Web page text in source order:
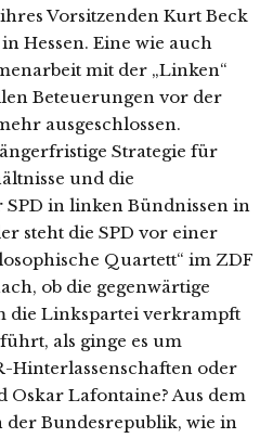
Vorsitzenden Kurt Beck
Hessen. Eine wie auch
mit der „Linken“
Beteuerungen vor der
ausgeschlossen.
Strategie für
und die
in linken Bündnissen in
steht die SPD vor einer
Quartett“ im ZDF
ob die gegenwärtige
die Linkspartei verkrampft
als ginge es um
Hinterlassenschaften oder
Lafontaine? Aus dem
der Bundesrepublik, wie in